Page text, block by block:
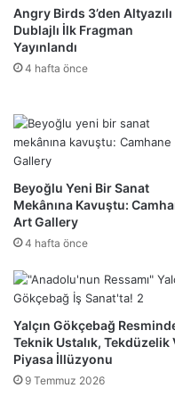
Angry Birds 3’den Altyazılı
Dublajlı İlk Fragman
Yayınlandı
4 hafta önce
Beyoğlu Yeni Bir Sanat
Mekânına Kavuştu:
Art Gallery
4 hafta önce
Yalçın Gökçebağ
Teknik Ustalık, Tekdüzelik
Piyasa İllüzyonu
9 Temmuz 2026